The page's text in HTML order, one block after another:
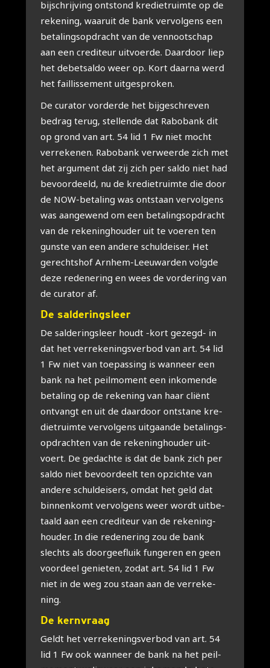
bij­schrij­ving ont­stond kre­diet­ruim­te op de
reke­ning, waar­uit de bank ver­vol­gens een
beta­lings­op­dracht van de ven­noot­schap
aan een cre­di­teur uit­voer­de. Daar­door liep
het debet­sal­do weer op. Kort daar­na werd
het fail­lis­se­ment uit­ge­spro­ken.
De cura­tor vor­der­de het bij­ge­schre­ven
bedrag terug, stel­len­de dat Rabo­bank dit
op grond van art. 54 lid 1 Fw niet mocht
ver­re­ke­nen. Rabo­bank ver­weer­de zich met
het argu­ment dat zij zich per sal­do niet had
bevoor­deeld, nu de kre­diet­ruim­te die door
de NOW-beta­ling was ont­staan ver­vol­gens
was aan­ge­wend om een beta­lings­op­dracht
van de reke­ning­hou­der uit te voe­ren ten
gunste van een ande­re schuld­ei­ser. Het
gerechts­hof Arn­hem-Leeu­war­den volg­de
deze rede­ne­ring en wees de vor­de­ring van
de cura­tor af.
De sal­de­rings­leer
De sal­de­rings­leer houdt -kort gezegd- in
dat het ver­re­ke­nings­ver­bod van art. 54 lid
1 Fw niet van toe­pas­sing is wan­neer een
bank na het peil­mo­ment een inko­men­de
beta­ling op de reke­ning van haar cli­ënt
ont­vangt en uit de daar­door ont­sta­ne kre­
diet­ruim­te ver­vol­gens uit­gaan­de beta­lings­
op­drach­ten van de reke­ning­hou­der uit­
voert. De gedach­te is dat de bank zich per
sal­do niet bevoor­deelt ten opzich­te van
ande­re schuld­ei­sers, omdat het geld dat
bin­nen­komt ver­vol­gens weer wordt uit­be­
taald aan een cre­di­teur van de reke­ning­
hou­der. In die rede­ne­ring zou de bank
slechts als door­geef­luik fun­ge­ren en geen
voor­deel genie­ten, zodat art. 54 lid 1 Fw
niet in de weg zou staan aan de ver­re­ke­
ning.
De kern­vraag
Geldt het ver­re­ke­nings­ver­bod van art. 54
lid 1 Fw ook wan­neer de bank na het peil­